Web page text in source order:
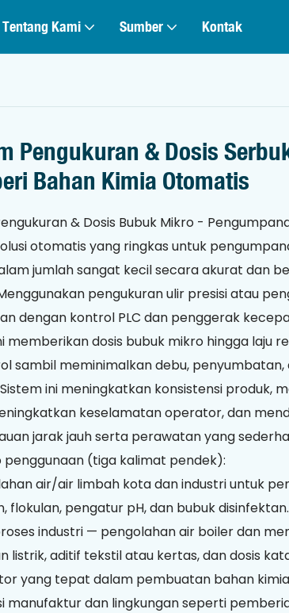
Tentang Kami Sumber Kontak
Pengukuran & Dosis
Bahan Kimia Otomatis
& Dosis Bubuk Mikro -
otomatis yang ringkas untuk
jumlah sangat kecil secara akurat dan
pengukuran ulir presisi atau
dengan kontrol PLC dan penggerak
memberikan dosis bubuk mikro hingga laju
sambil meminimalkan debu, penyumbatan,
ini meningkatkan konsistensi produk,
keselamatan operator, dan
jarak jauh serta perawatan yang
penggunaan (tiga kalimat pendek):
air/air limbah kota dan industri untuk
flokulan, pengatur pH, dan bubuk disinfektan.
industri — pengolahan air boiler dan
listrik, aditif tekstil atau kertas, dan dosis
yang tepat dalam pembuatan bahan
manufaktur dan lingkungan seperti